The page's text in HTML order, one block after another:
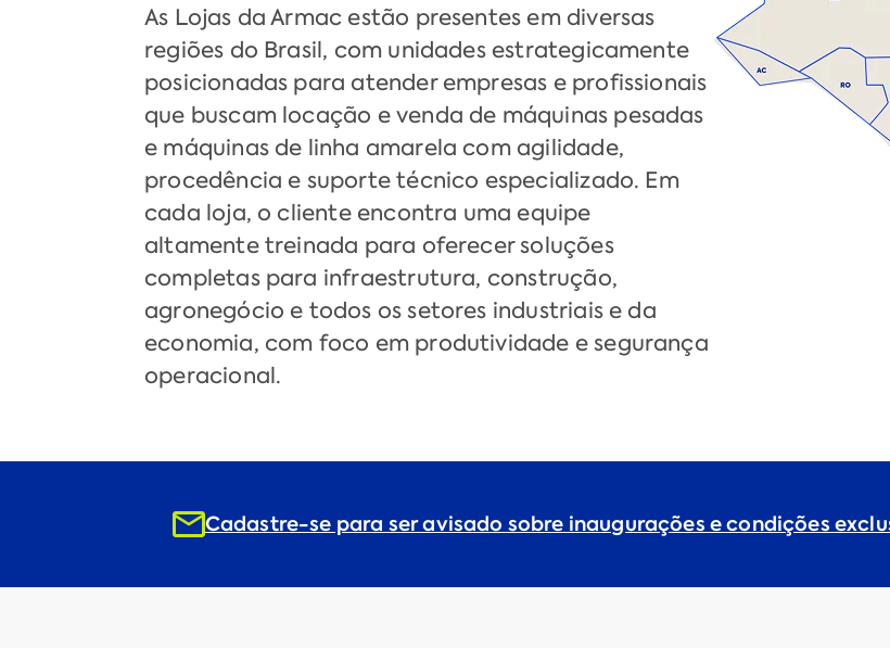
As Lojas da Armac estão presentes em diversas
regiões do Brasil, com unidades estrategicamente
posicionadas para atender empresas e profissionais
que buscam locação e venda de máquinas pesadas
e máquinas de linha amarela com agilidade,
procedência e suporte técnico especializado. Em
cada loja, o cliente encontra uma equipe
altamente treinada para oferecer soluções
completas para infraestrutura, construção,
agronegócio e todos os setores industriais e da
economia, com foco em produtividade e segurança
operacional.
Cadastre-se para ser avisado sobre inaugurações e condições